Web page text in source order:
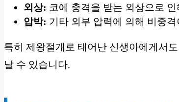
외상: 코에 충격을 받는 외상으로
압박: 기타 외부 압력에 의해 비중
특히 제왕절개로 태어난 신생아에게서
날 수 있습니다.